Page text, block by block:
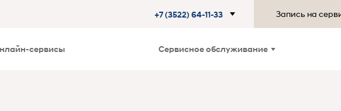
+7 (3522) 64-11-33 Запись на
сервисы Сервисное обслуживание